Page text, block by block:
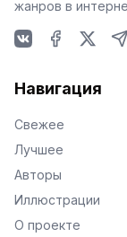
жанров в
Навигация
Свежее
Лучшее
Авторы
Иллюстрации
О проекте